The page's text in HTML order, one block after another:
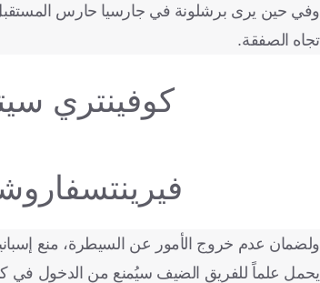
وفي حين يرى برشلونة في جارسيا حارس
تجاه الصفقة.
كوفينتري
ولضمان عدم خروج الأمور عن السيطرة، منع
يحمل علماً للفريق الضيف سيُمنع من الدخول في